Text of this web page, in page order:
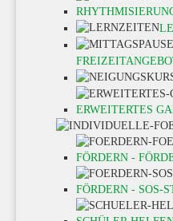
ERWEITERTES
FÖRDERN -
FÖRDERN - SOS-